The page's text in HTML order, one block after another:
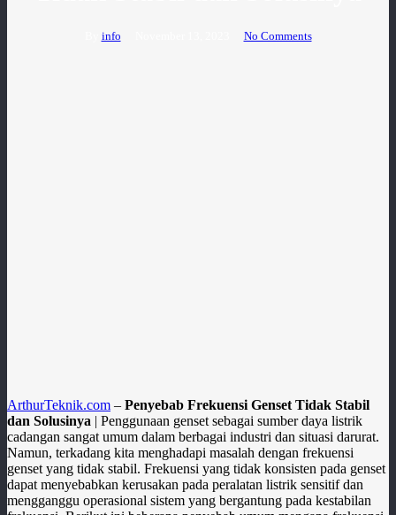
info No Comments
ArthurTeknik.com – Penyebab Frekuensi Genset Tidak Stabil
dan Solusinya | Penggunaan genset sebagai sumber daya listrik
cadangan sangat umum dalam berbagai industri dan situasi darurat.
Namun, terkadang kita menghadapi masalah dengan frekuensi
genset yang tidak stabil. Frekuensi yang tidak konsisten pada genset
dapat menyebabkan kerusakan pada peralatan listrik sensitif dan
mengganggu operasional sistem yang bergantung pada kestabilan